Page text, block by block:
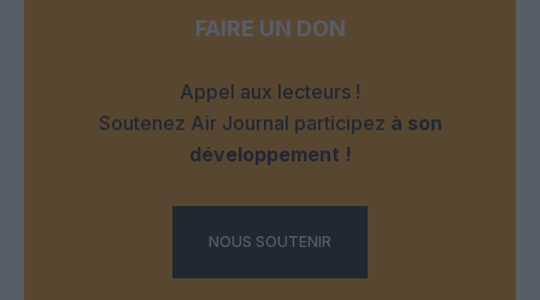
FAIRE UN DON
Appel aux lecteurs !
Soutenez Air Journal participez à son
développement !
NOUS SOUTENIR